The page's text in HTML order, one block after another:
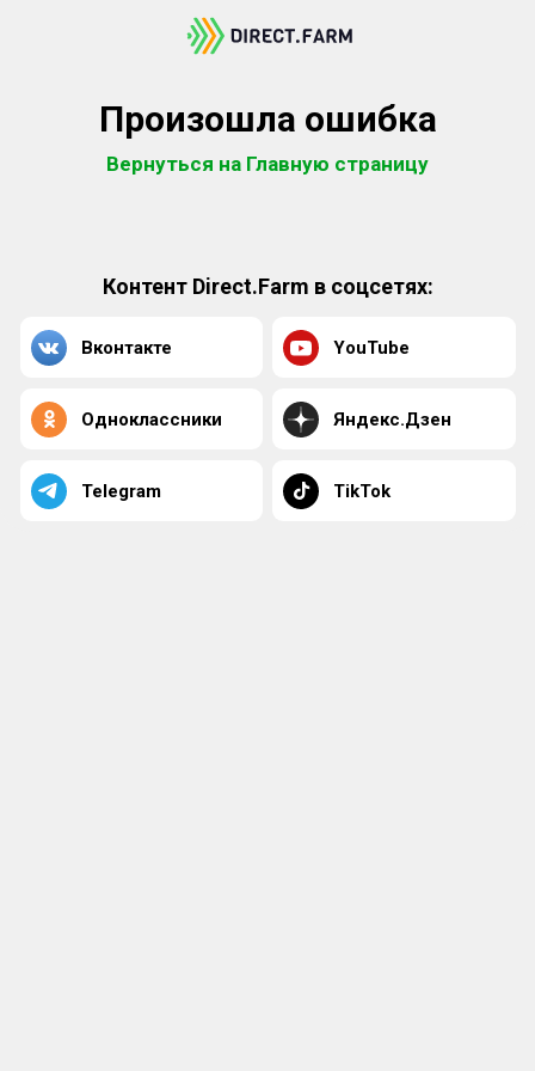
Произошла ошибка
Вернуться на Главную страницу
Контент Direct.Farm в соцсетях:
Вконтакте YouTube
Одноклассники Яндекс.Дзен
Telegram TikTok